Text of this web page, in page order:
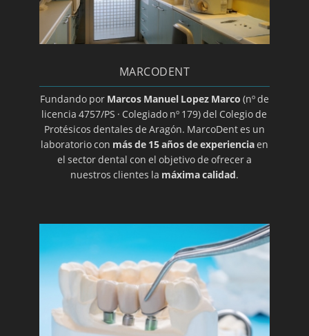
Glositis
Guía básica sobre la colocación de un implante
Herpes oral
Higiene dental
Ortodoncia transparente
Implantes
Laboratorio de prótesis dentales en Zaragoza
Limpieza bucal
Macroglasia
Maloclusion
MARCODENT
Fundando por Marcos Manuel Lopez Marco (nº de
licencia 4757/PS · Colegiado nº 179) del Colegio de
Protésicos dentales de Aragón. MarcoDent es un
laboratorio con más de 15 años de experienciaen
el sector dental con el objetivo de ofrecer a
nuestros clientes la máxima calidad.